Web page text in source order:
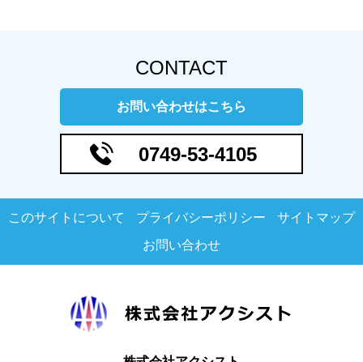
CONTACT
お問い合わせはこちら
0749-53-4105
このサイトについて プライバシーポリシー
サイトマップ
お問い合わせ